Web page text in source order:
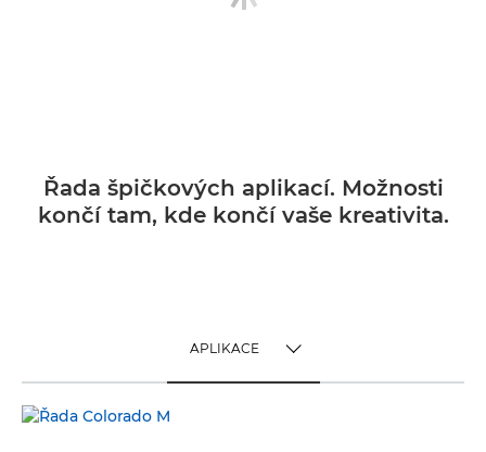
Řada špičkových aplikací. Možnosti
končí tam, kde končí vaše kreativita.
APLIKACE